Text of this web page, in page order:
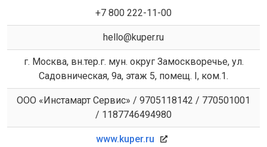
+7 800 222-11-00
hello@kuper.ru
г. Москва, вн.тер.г. мун. округ Замоскворечье, ул.
Садовническая, 9а, этаж 5, помещ. I, ком.1.
ООО «Инстамарт Сервис» / 9705118142 / 770501001
/ 1187746494980
www.kuper.ru